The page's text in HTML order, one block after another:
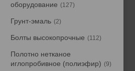
оборудование
127
Грунт-эмаль 2
Болты высокопрочные 112
Полотно нетканое
иглопробивное (полиэфир)
9